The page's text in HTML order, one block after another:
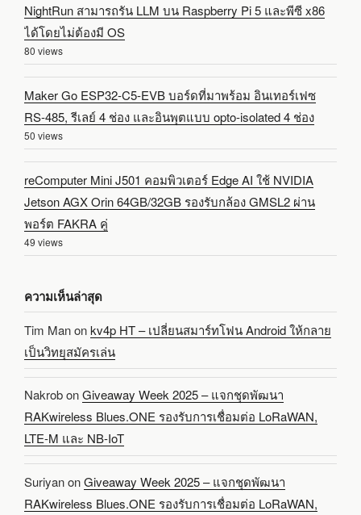
NightRun สามารถรัน LLM บน Raspberry Pi 5 และพีซี x86
ได้โดยไม่ต้องมี OS
80 views
Maker Go ESP32-C5-EVB บอร์ดที่มาพร้อม อินเทอร์เฟซ
RS-485, รีเลย์ 4 ช่อง และอินพุตแบบ opto-isolated 4 ช่อง
50 views
reComputer Mini J501 คอมพิวเตอร์ Edge AI ใช้ NVIDIA
Jetson AGX Orin 64GB/32GB รองรับกล้อง GMSL2 ผ่าน
พอร์ต FAKRA คู่
49 views
ความเห็นล่าสุด
Tim Manonkv4p HT – เปลี่ยนสมาร์ทโฟน Android ให้กลาย
เป็นวิทยุสมัครเล่น
NakrobonGiveaway Week 2025 – แจกชุดพัฒนา
RAKwireless Blues.ONE รองรับการเชื่อมต่อ LoRaWAN,
LTE-M และ NB-IoT
SuriyanonGiveaway Week 2025 – แจกชุดพัฒนา
RAKwireless Blues.ONE รองรับการเชื่อมต่อ LoRaWAN,